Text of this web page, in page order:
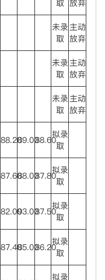
取 放弃
未录
取
主动
放弃
未录
取
主动
放弃
未录
取
主动
放弃
88.2089.0088.60拟录
取
87.6088.0087.80拟录
取
82.0093.0087.50拟录
取
87.4085.0086.20拟录
取
拟录